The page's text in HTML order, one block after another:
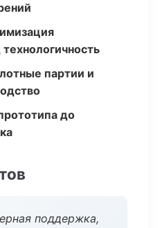
партии и
до
поддержка,